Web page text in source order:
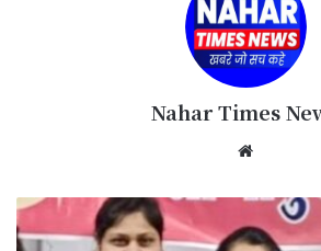
Nahar Times
te